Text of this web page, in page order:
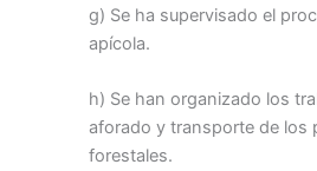
g) Se ha supervisado el
apícola.
h) Se han organizado los
aforado y transporte de los
forestales.